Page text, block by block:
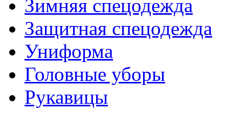
Зимняя спецодежда
Защитная спецодежда
Униформа
Головные уборы
Рукавицы